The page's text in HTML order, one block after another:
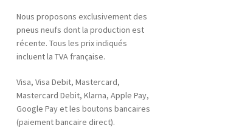
Nous proposons exclusivement des
pneus neufs dont la production est
récente. Tous les prix indiqués
incluent la TVA française.
Visa, Visa Debit, Mastercard,
Mastercard Debit, Klarna, Apple Pay,
Google Pay et les boutons bancaires
(paiement bancaire direct).